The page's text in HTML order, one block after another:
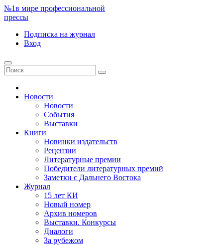
№1в мире профессиональной
прессы
Подписка на журнал
Вход
Новости
Новости
События
Выставки
Книги
Новинки издательств
Рецензии
Литературные премии
Победители литературных премий
Заметки с Дальнего Востока
Журнал
15 лет КИ
Новый номер
Архив номеров
Выставки. Конкурсы
Диалоги
За рубежом